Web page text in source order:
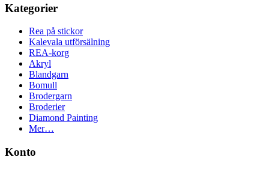
Kategorier
Rea på stickor
Kalevala utförsälning
REA-korg
Akryl
Blandgarn
Bomull
Brodergarn
Broderier
Diamond Painting
Mer…
Konto